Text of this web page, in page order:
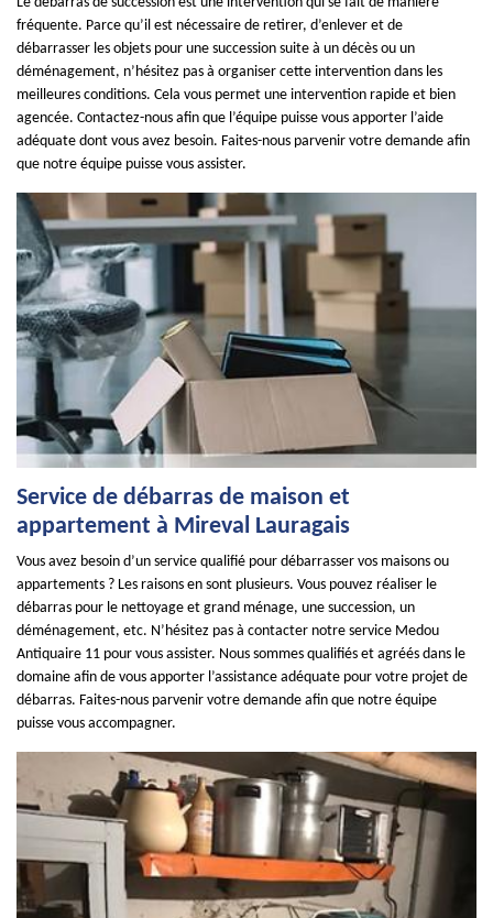
fréquente. Parce qu’il est nécessaire de retirer, d’enlever et de
débarrasser les objets pour une succession suite à un décès ou un
déménagement, n’hésitez pas à organiser cette intervention dans les
meilleures conditions. Cela vous permet une intervention rapide et bien
agencée. Contactez-nous afin que l’équipe puisse vous apporter l’aide
adéquate dont vous avez besoin. Faites-nous parvenir votre demande afin
que notre équipe puisse vous assister.
Service de débarras de maison et
appartement à Mireval Lauragais
Vous avez besoin d’un service qualifié pour débarrasser vos maisons ou
appartements ? Les raisons en sont plusieurs. Vous pouvez réaliser le
débarras pour le nettoyage et grand ménage, une succession, un
déménagement, etc. N’hésitez pas à contacter notre service Medou
Antiquaire 11 pour vous assister. Nous sommes qualifiés et agréés dans le
domaine afin de vous apporter l’assistance adéquate pour votre projet de
débarras. Faites-nous parvenir votre demande afin que notre équipe
puisse vous accompagner.